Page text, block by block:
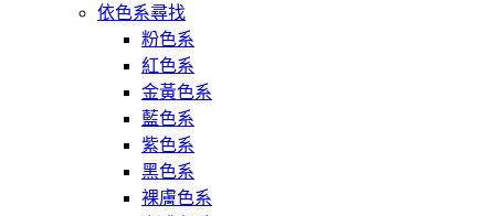
依色系尋找
粉色系
紅色系
金黃色系
藍色系
紫色系
黑色系
裸膚色系